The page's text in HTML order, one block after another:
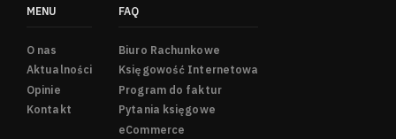
MENU
O nas
Aktualności
Opinie
Kontakt
FAQ
Biuro Rachunkowe
Księgowość Internetowa
Program do faktur
Pytania księgowe
eCommerce